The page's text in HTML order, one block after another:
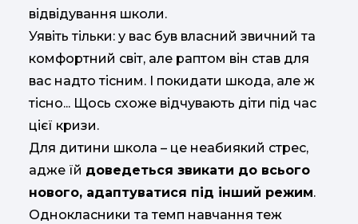
відвідування школи.
Уявіть тільки: у вас був власний звичний та
комфортний світ, але раптом він став для
вас надто тісним. І покидати шкода, але ж
тісно... Щось схоже відчувають діти під час
цієї кризи.
Для дитини школа – це неабиякий стрес,
адже їй доведеться звикати до всього
нового, адаптуватися під інший режим.
Однокласники та темп навчання теж